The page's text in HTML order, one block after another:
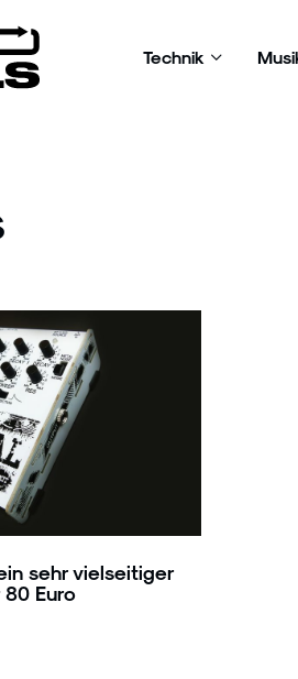
Technik
sehr vielseitiger
Euro